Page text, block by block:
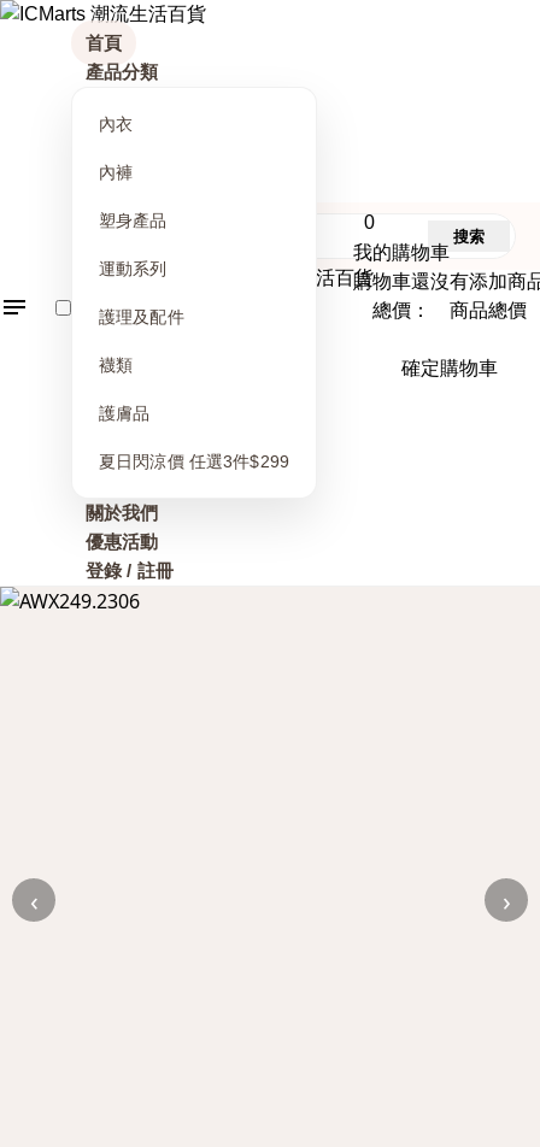
首頁
產品分類
內衣
內褲
塑身產品
運動系列
護理及配件
襪類
護膚品
夏日閃涼價 任選3件$299
關於我們
優惠活動
登錄 / 註冊
0
我的購物車
購物車還沒有添加商
總價： 商品總價
確定購物車
搜索
‹ ›